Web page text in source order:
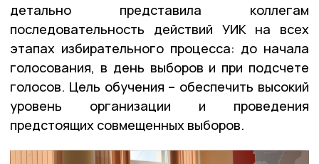
детально представила коллегам
последовательность действий УИК на всех
этапах избирательного процесса: до начала
голосования, в день выборов и при подсчете
голосов. Цель обучения – обеспечить высокий
уровень организации и проведения
предстоящих совмещенных выборов.